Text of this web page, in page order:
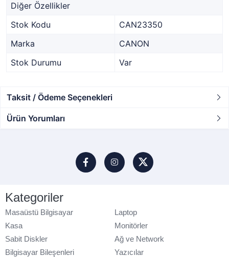
Diğer Özellikler
Stok Kodu
CAN23350
Marka
CANON
Stok Durumu
Var
Taksit / Ödeme Seçenekleri
Ürün Yorumları
Kategoriler
Masaüstü Bilgisayar
Laptop
Kasa
Monitörler
Sabit Diskler
Ağ ve Network
Bilgisayar Bileşenleri
Yazıcılar